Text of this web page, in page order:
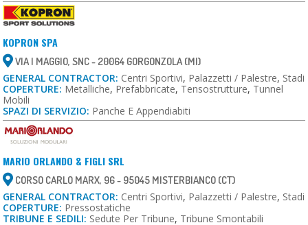
KOPRON SPA
VIA I MAGGIO, SNC - 20064 GORGONZOLA (MI)
GENERAL CONTRACTOR: Centri Sportivi, Palazzetti / Palestre, Stadi
COPERTURE: Metalliche, Prefabbricate, Tensostrutture, Tunnel
Mobili
SPAZI DI SERVIZIO: Panche E Appendiabiti
MARIO ORLANDO & FIGLI SRL
CORSO CARLO MARX, 96 - 95045 MISTERBIANCO (CT)
GENERAL CONTRACTOR: Centri Sportivi, Palazzetti / Palestre, Stadi
COPERTURE: Pressostatiche
TRIBUNE E SEDILI: Sedute Per Tribune, Tribune Smontabili